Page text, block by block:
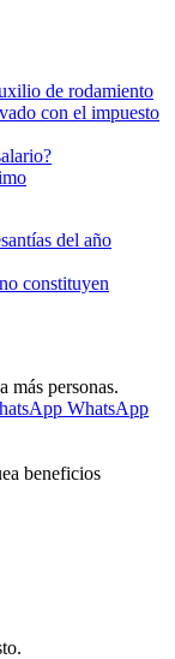
de rodamiento
con el impuesto
del año
constituyen
más personas.
WhatsApp
beneficios